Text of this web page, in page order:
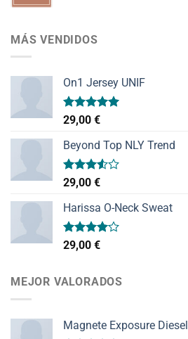
MÁS VENDIDOS
On1 Jersey UNIF
Valorado
con
de 5
29,00 €
Beyond Top NLY Trend
Valorado
con
3.50de
5
29,00 €
Harissa O-Neck Sweat
Valorado
con
29,00 €
MEJOR VALORADOS
Magnete Exposure Diesel